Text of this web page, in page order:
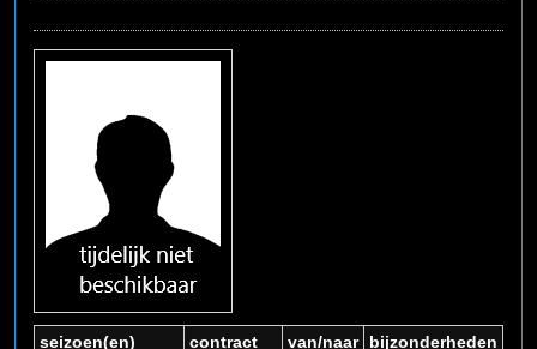
seizoen(en) contract van/naar bijzonderheden